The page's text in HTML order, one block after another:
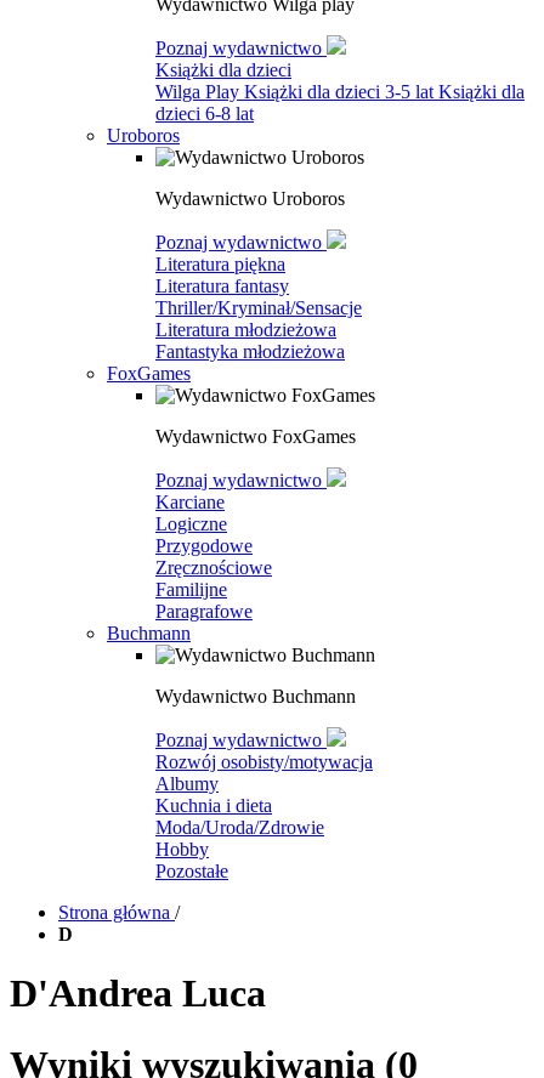
Wydawnictwo Wilga play
Poznaj wydawnictwo
Książki dla dzieci
Wilga Play Książki dla dzieci 3-5 lat Książki dla
dzieci 6-8 lat
Uroboros
Wydawnictwo Uroboros
Poznaj wydawnictwo
Literatura piękna
Literatura fantasy
Thriller/Kryminał/Sensacje
Literatura młodzieżowa
Fantastyka młodzieżowa
FoxGames
Wydawnictwo FoxGames
Poznaj wydawnictwo
Karciane
Logiczne
Przygodowe
Zręcznościowe
Familijne
Paragrafowe
Buchmann
Wydawnictwo Buchmann
Poznaj wydawnictwo
Rozwój osobisty/motywacja
Albumy
Kuchnia i dieta
Moda/Uroda/Zdrowie
Hobby
Pozostałe
Strona główna /
D
D'Andrea Luca
Wyniki wyszukiwania (0